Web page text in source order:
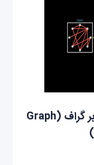
آشنایی با شبکه‌های عصبی مبتنی بر گراف (Graph